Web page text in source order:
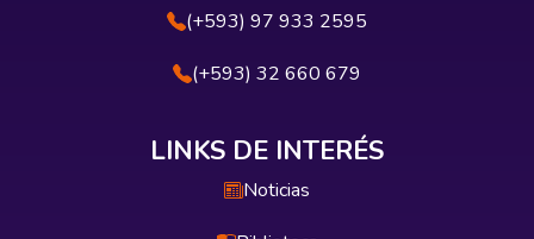
(+593) 97 933 2595
(+593) 32 660 679
LINKS DE INTERÉS
Noticias